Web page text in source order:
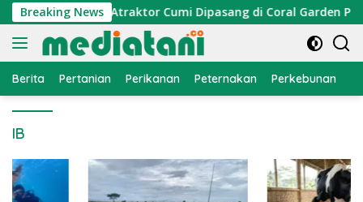
Langsung
ke
konten
Breaking News
Nelayan, Atraktor Cumi Dipasang di Coral Garden Pulau
Berita Pertanian Perikanan Peternakan Perkebunan
IB